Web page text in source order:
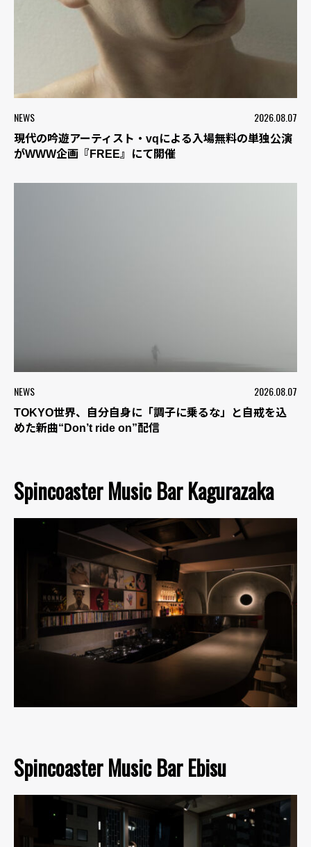
NEWS 2026.08.07
現代の吟遊アーティスト・vqによる入場無料の単独公演
がWWW企画『FREE』にて開催
NEWS 2026.08.07
TOKYO世界、自分自身に「調子に乗るな」と自戒を込
めた新曲“Don’t ride on”配信
Spincoaster Music Bar Kagurazaka
Spincoaster Music Bar Ebisu